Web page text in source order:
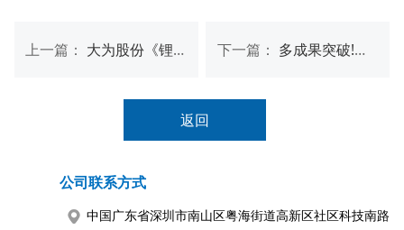
上一篇： 大为股份《锂创未来-知识赋能先锋营》——凝心聚力赋能企业新篇章 下一篇： 多成果突破!大为创芯LPDDR4X 产品通过RK3566、Amlogic S905系列平台认证
返回
公司联系方式
中国广东省深圳市南山区粤海街道高新区社区科技南路